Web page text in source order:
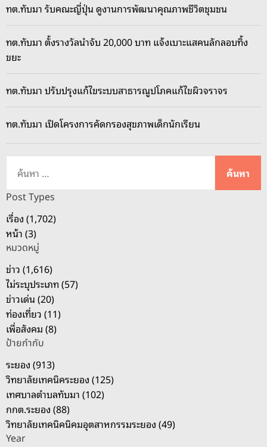
ทต.ทับมา รับคณะญี่ปุ่น ดูงานการพัฒนาคุณภาพชีวิตชุมชน
ทต.ทับมา ตั้งรางวัลนำจับ 20,000 บาท แจ้งเบาะแสคนลักลอบทิ้ง
ขยะ
ทต.ทับมา ปรับปรุงแก้ไขระบบสาธารณูปโภคแก้ไขผิวจราจร
ทต.ทับมา เปิดโครงการคัดกรองสุขภาพเด็กนักเรียน
ห
สำ
ห
รั
บ
:
Post Types
เรื่อง (1,702)
หน้า (3)
หมวดหมู่
ข่าว (1,616)
ไม่ระบุประเภท (57)
ข่าวเด่น (20)
ท่องเที่ยว (11)
เพื่อสังคม (8)
ป้ายกำกับ
ระยอง (913)
วิทยาลัยเทคนิคระยอง (125)
เทศบาลตำบลทับมา (102)
กกต.ระยอง (88)
วิทยาลัยเทคนิคนิคมอุตสาหกรรมระยอง (49)
Year